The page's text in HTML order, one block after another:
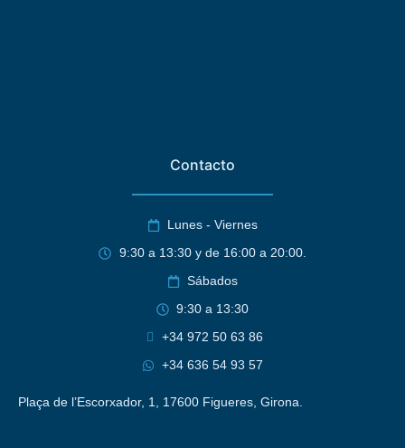
Contacto
Lunes - Viernes
9:30 a 13:30 y de 16:00 a 20:00.
Sábados
9:30 a 13:30
+34 972 50 63 86
+34 636 54 93 57
Plaça de l’Escorxador, 1, 17600 Figueres, Girona.